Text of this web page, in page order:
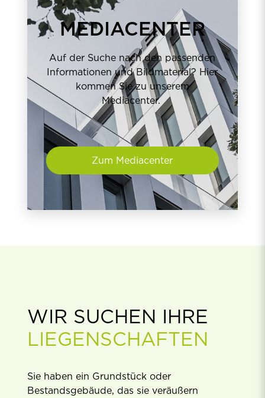
MEDIACENTER
Auf der Suche nach den passenden
Informationen und Bildmaterial? Hier
kommen Sie zu unserem
Mediacenter.
Zum Mediacenter
WIR SUCHEN IHRE
LIEGENSCHAFTEN
Sie haben ein Grundstück oder
Bestandsgebäude, das sie veräußern